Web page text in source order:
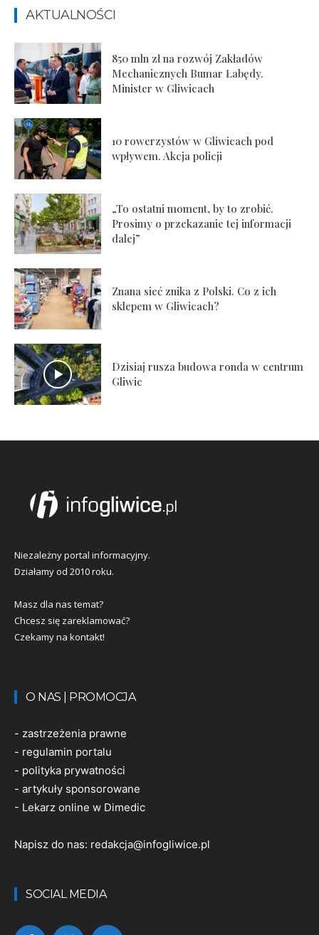
AKTUALNOŚCI
850 mln zł na rozwój Zakładów
Mechanicznych Bumar Łabędy.
Minister w Gliwicach
10 rowerzystów w Gliwicach pod
wpływem. Akcja policji
„To ostatni moment, by to zrobić.
Prosimy o przekazanie tej informacji
dalej”
Znana sieć znika z Polski. Co z ich
sklepem w Gliwicach?
Dzisiaj rusza budowa ronda w centrum
Gliwic
Niezależny portal informacyjny.
Działamy od 2010 roku.
Masz dla nas temat?
Chcesz się zareklamować?
Czekamy na kontakt!
O NAS | PROMOCJA
- zastrzeżenia prawne
- regulamin portalu
- polityka prywatności
- artykuły sponsorowane
- Lekarz online w Dimedic
Napisz do nas: redakcja@infogliwice.pl
SOCIAL MEDIA